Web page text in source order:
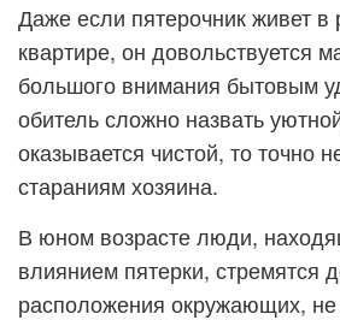
Даже если пятерочник живет в
квартире, он довольствуется
большого внимания бытовым
обитель сложно назвать
оказывается чистой, то точно
стараниям хозяина.
В юном возрасте люди,
влиянием пятерки, стремятся
расположения окружающих,